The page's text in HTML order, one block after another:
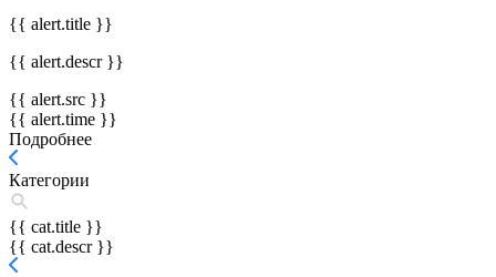
{{ alert.title }}
{{ alert.descr }}
{{ alert.src }}
{{ alert.time }}
Подробнее
Категории
{{ cat.title }}
{{ cat.descr }}